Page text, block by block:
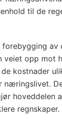
til de
av
veiet opp mot
kostnader
næringslivet.
hoveddelen
regnskaper.